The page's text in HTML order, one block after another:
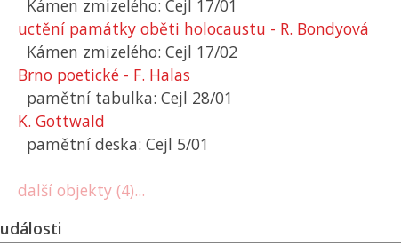
Kámen zmizelého: Cejl 17/01
uctění památky oběti holocaustu - R. Bondyová
Kámen zmizelého: Cejl 17/02
Brno poetické - F. Halas
pamětní tabulka: Cejl 28/01
K. Gottwald
pamětní deska: Cejl 5/01
další objekty (4)...
události